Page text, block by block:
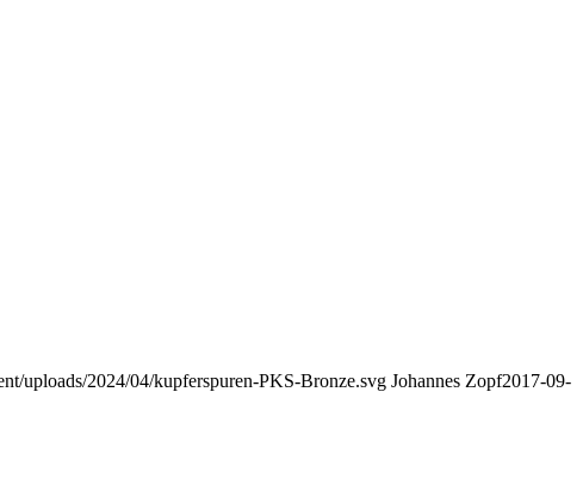
uploads/2024/04/kupferspuren-PKS-Bronze.svg Johannes Zopf2017-09-